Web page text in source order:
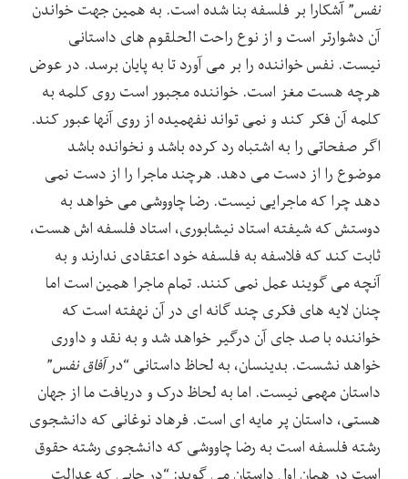
نفس” آشکارا بر فلسفه بنا شده است. به همین جهت خواندن
آن دشوارتر است و از نوع راحت الحلقوم های داستانی
نیست. نفس خواننده را بر می آورد تا به پایان برسد. در عوض
هرچه هست مغز است. خواننده مجبور است روی کلمه به
کلمه آن فکر کند و نمی تواند نفهمیده از روی آنها عبور کند.
اگر صفحاتی را به اشتباه رد کرده باشد و نخوانده باشد
موضوع را از دست می دهد. هرچند ماجرا را از دست نمی
دهد چرا که ماجرایی نیست. رضا چاووشی می خواهد به
دوستش که شیفته استاد نیشابوری، استاد فلسفه اش هست،
ثابت کند که فلاسفه به فلسفه خود اعتقادی ندارند و به
آنچه می گویند عمل نمی کنند. تمام ماجرا همین است اما
چنان لایه های فکری چند گانه ای در آن نهفته است که
خواننده با صد جای آن درگیر خواهد شد و به نقد و داوری
خواهد نشست. بدینسان، به لحاظ داستانی “در آفاق نفس”
داستان مهمی نیست. اما به لحاظ درک و دریافت ما از جهان
هستی، داستان پر مایه ای است. فرهاد نوغانی که دانشجوی
رشته فلسفه است به رضا چاووشی که دانشجوی رشته حقوق
است در همان اول داستان می گوید: “در جایی که عدالت